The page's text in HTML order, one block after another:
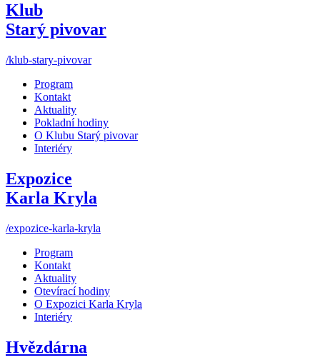
Klub
Starý pivovar
/klub-stary-pivovar
Program
Kontakt
Aktuality
Pokladní hodiny
O Klubu Starý pivovar
Interiéry
Expozice
Karla Kryla
/expozice-karla-kryla
Program
Kontakt
Aktuality
Otevírací hodiny
O Expozici Karla Kryla
Interiéry
Hvězdárna